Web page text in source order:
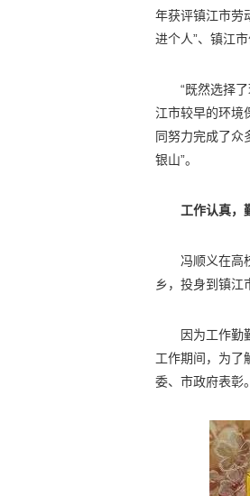
年获评镇江市劳
进个人”、镇江
“既然选择
江市较早的环境
同努力完成了众
银山”。
工作认真，
冯顺义在高
乡，投身到镇江
因为工作勤
工作期间，为了
委、市政府表彰。